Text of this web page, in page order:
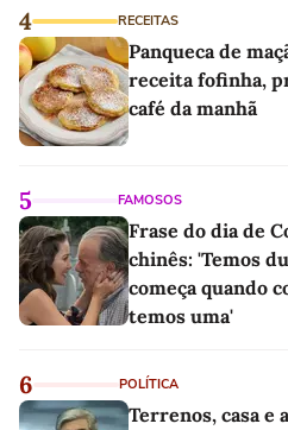
4 RECEITAS
Panqueca de
receita fofinha,
café da manhã
5 FAMOSOS
Frase do dia de
chinês: 'Temos
começa quando
temos uma'
6 POLÍTICA
Terrenos, casa e